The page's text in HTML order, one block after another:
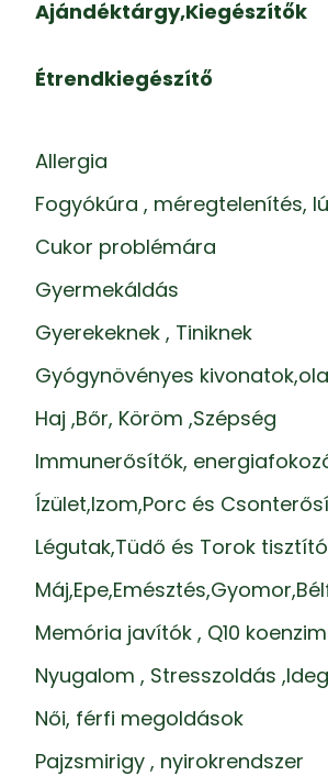
Ajándéktárgy,Kiegészítők
Étrendkiegészítő
Allergia
Fogyókúra , méregtelenítés,
Cukor problémára
Gyermekáldás
Gyerekeknek , Tiniknek
Gyógynövényes
Haj ,Bőr, Köröm ,Szépség
Immunerősítők,
Ízület,Izom,Porc és
Légutak,Tüdő és Torok
Memória javítók , Q10
Nyugalom , Stresszoldás
Női, férfi megoldások
Pajzsmirigy , nyirokrendszer